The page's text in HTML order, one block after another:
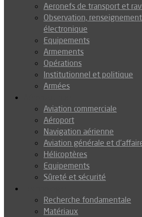
Aeronefs de transport et
Observation,
électronique
Equipements
Armements
Opérations
Institutionnel et politique
Armées
Aviation commerciale
Aéroport
Navigation aérienne
Aviation générale et
Hélicoptères
Equipements
Sûreté et sécurité
Recherche fondamentale
Matériaux